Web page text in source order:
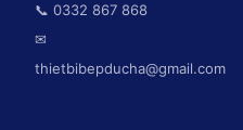
📞 0332 867 868
✉
thietbibepducha@gmail.com